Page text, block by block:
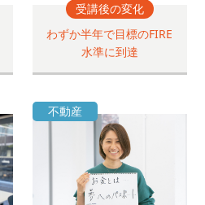
受講後の変化
わずか半年で目標のFIRE
水準に到達
不動産